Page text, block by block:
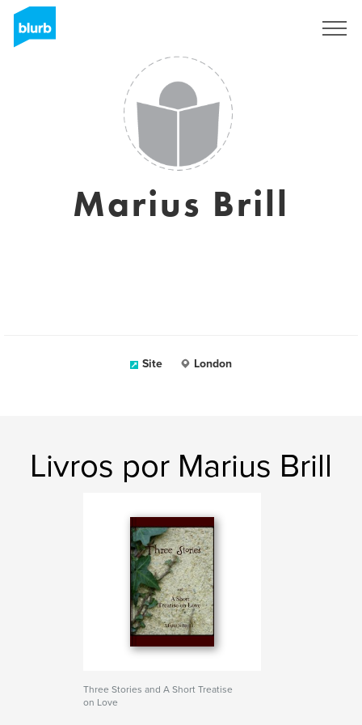
Marius Brill
Site London
Livros por Marius Brill
Three Stories and A Short Treatise
on Love